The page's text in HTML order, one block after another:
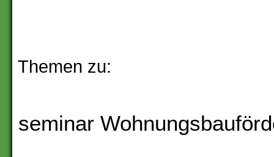
Themen zu:
seminar